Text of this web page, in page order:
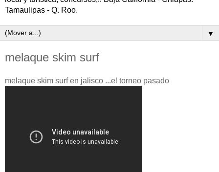
Tamaulipas - Q. Roo.
▼
melaque skim surf
melaque skim surf en jalisco ...el torneo pasado